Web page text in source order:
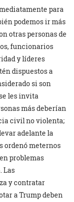
para
podemos ir más
otras personas de
funcionarios
y líderes
dispuestos a
si son
les invita
más deberían
civil no violenta;
adelante la
ordenó meternos
problemas
Las
y contratar
a Trump deben